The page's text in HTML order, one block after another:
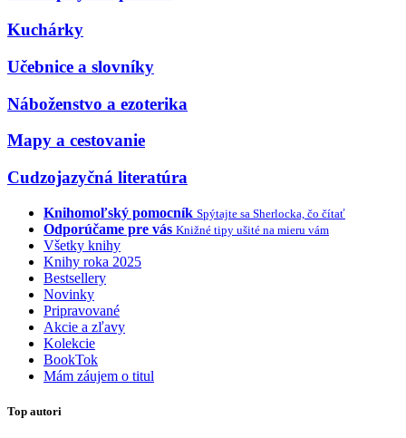
Kuchárky
Učebnice a slovníky
Náboženstvo a ezoterika
Mapy a cestovanie
Cudzojazyčná literatúra
Knihomoľský pomocník Spýtajte sa Sherlocka, čo čítať
Odporúčame pre vás Knižné tipy ušité na mieru vám
Všetky knihy
Knihy roka 2025
Bestsellery
Novinky
Pripravované
Akcie a zľavy
Kolekcie
BookTok
Mám záujem o titul
Top autori